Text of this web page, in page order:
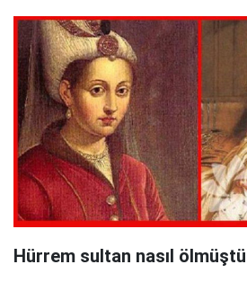
Hürrem sultan nasıl